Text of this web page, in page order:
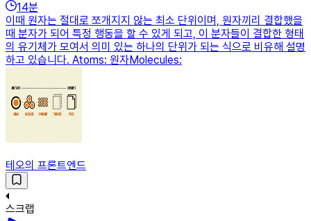
14분
이때 원자는 절대로 쪼개지지 않는 최소 단위이며, 원자끼리 결합했을
때 분자가 되어 특정 행동을 할 수 있게 되고, 이 분자들이 결합한 형태
의 유기체가 모여서 의미 있는 하나의 단위가 되는 식으로 비유해 설명
하고 있습니다. Atoms: 원자Molecules:
테오의 프론트엔드
스크랩